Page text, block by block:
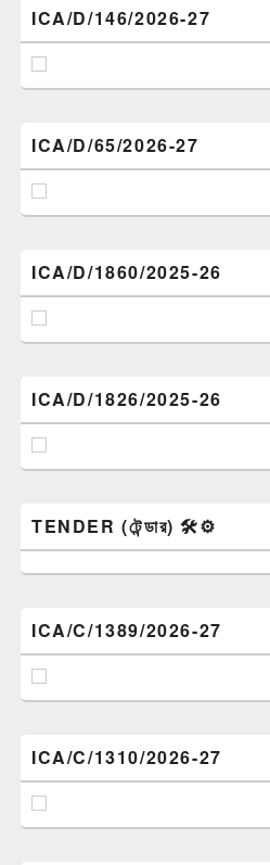
ICA/D/146/2026-27
ICA/D/65/2026-27
ICA/D/1860/2025-26
ICA/D/1826/2025-26
TENDER (টেন্ডার) 🛠️⚙️
ICA/C/1389/2026-27
ICA/C/1310/2026-27